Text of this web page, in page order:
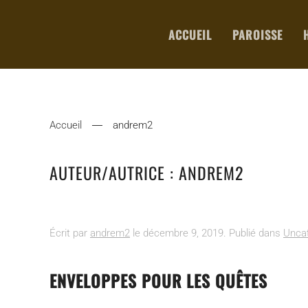
ACCUEIL PAROISSE
Accueil andrem2
AUTEUR/AUTRICE : ANDREM2
Écrit par andrem2 le décembre 9, 2019. Publié dans
ENVELOPPES POUR LES QUÊTES